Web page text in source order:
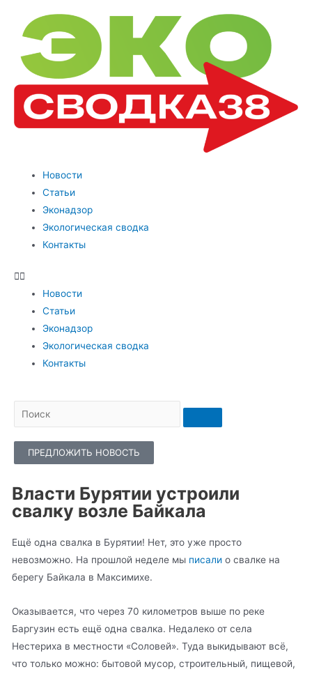
Новости
Статьи
Эконадзор
Экологическая сводка
Контакты
Новости
Статьи
Эконадзор
Экологическая сводка
Контакты
ПРЕДЛОЖИТЬ НОВОСТЬ
Власти Бурятии устроили
свалку возле Байкала
Ещё одна свалка в Бурятии! Нет, это уже просто
невозможно. На прошлой неделе мы писали о свалке на
берегу Байкала в Максимихе.
Оказывается, что через 70 километров выше по реке
Баргузин есть ещё одна свалка. Недалеко от села
Нестериха в местности «Соловей». Туда выкидывают всё,
что только можно: бытовой мусор, строительный, пищевой,